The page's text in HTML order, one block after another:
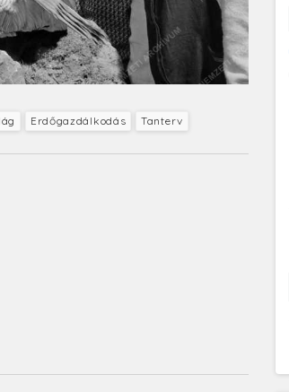
Erdőgazdálkodás Tanterv